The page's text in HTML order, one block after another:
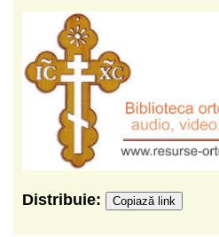
Distribuie: Copiază link